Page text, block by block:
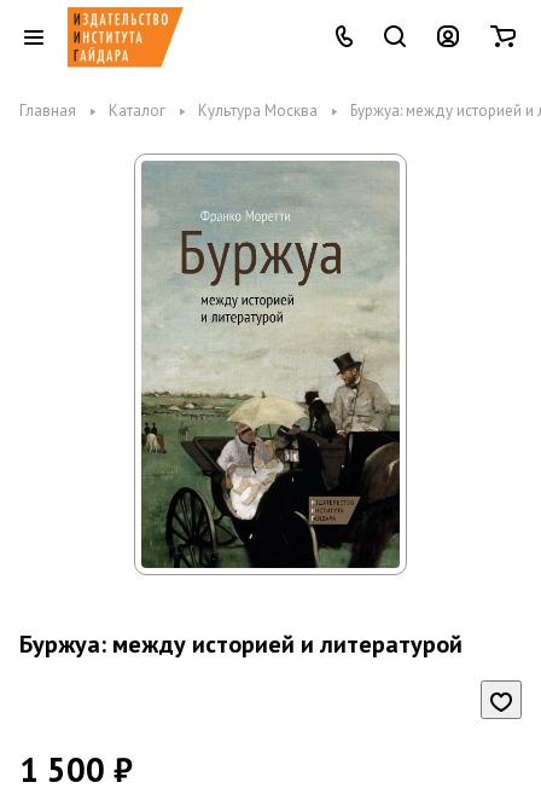
Главная Каталог Культура Москва Буржуа: между историей и
Буржуа: между историей и литературой
1 500 ₽